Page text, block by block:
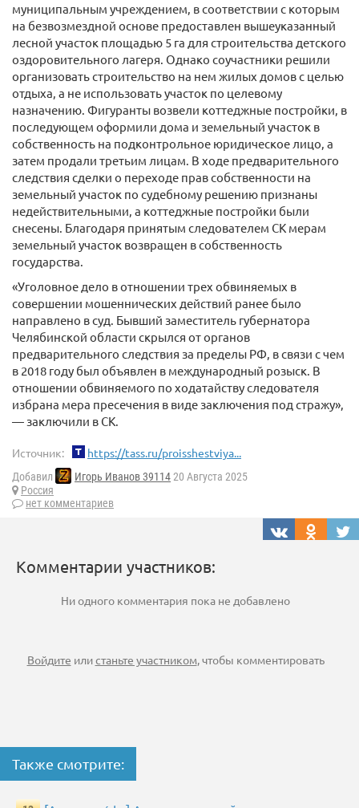
муниципальным учреждением, в соответствии с которым
на безвозмездной основе предоставлен вышеуказанный
лесной участок площадью 5 га для строительства детского
оздоровительного лагеря. Однако соучастники решили
организовать строительство на нем жилых домов с целью
отдыха, а не использовать участок по целевому
назначению. Фигуранты возвели коттеджные постройки, в
последующем оформили дома и земельный участок в
собственность на подконтрольное юридическое лицо, а
затем продали третьим лицам. В ходе предварительного
следствия сделки о переходе прав собственности на
земельный участок по судебному решению признаны
недействительными, а коттеджные постройки были
снесены. Благодаря принятым следователем СК мерам
земельный участок возвращен в собственность
государства.
«Уголовное дело в отношении трех обвиняемых в
совершении мошеннических действий ранее было
направлено в суд. Бывший заместитель губернатора
Челябинской области скрылся от органов
предварительного следствия за пределы РФ, в связи с чем
в 2018 году был объявлен в международный розыск. В
отношении обвиняемого по ходатайству следователя
избрана мера пресечения в виде заключения под стражу»,
— заключили в СК.
Источник: https://tass.ru/proisshestviya...
Добавил Игорь Иванов 3911420 Августа 2025
Россия
нет комментариев
Комментарии участников:
Ни одного комментария пока не добавлено
Войдите илистаньте участником, чтобы комментировать
Также смотрите: